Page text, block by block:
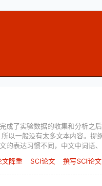
了实验数据的收集和分析之
以一般没有太多文本内容。
的表达习惯不同，中文中词
文降重 SCI论文 撰写SCI论文写作前的准备工作